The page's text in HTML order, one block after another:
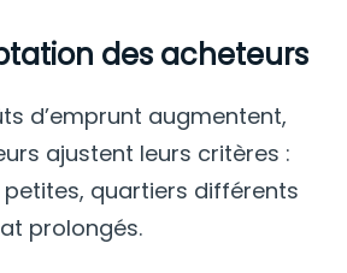
des acheteurs
d’emprunt augmentent,
ajustent leurs critères :
quartiers différents
prolongés.